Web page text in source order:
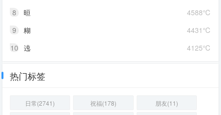
4588℃
8
晅
4431℃
9
糊
4125℃
10 迍
热门标签
日常(2741) 祝福(178)
朋友(11)